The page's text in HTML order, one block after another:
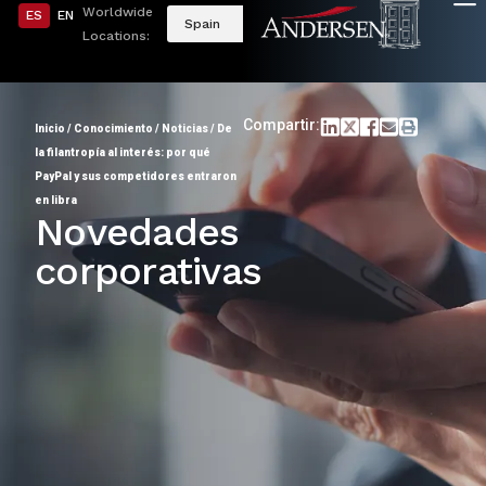
ES EN
Worldwide
Locations:
Spain
Inicio / Conocimiento / Noticias/ De
la filantropía al interés: por qué
PayPal y sus competidores entraron
en libra
Compartir:
Novedades
corporativas